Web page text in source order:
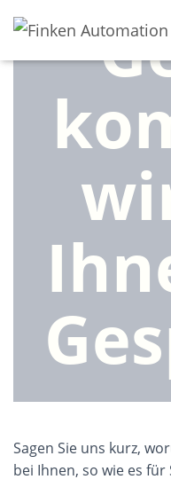
Sagen Sie uns kurz,
bei Ihnen, so wie es